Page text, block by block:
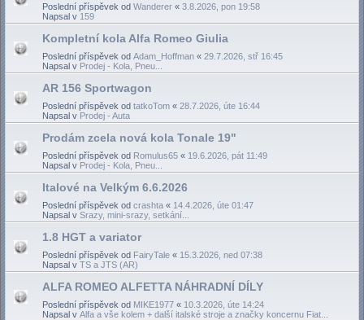
Poslední příspěvek od Wanderer « 3.8.2026, pon 19:58
Napsal v 159
Kompletní kola Alfa Romeo Giulia
Poslední příspěvek od Adam_Hoffman « 29.7.2026, stř 16:45
Napsal v Prodej - Kola, Pneu...
AR 156 Sportwagon
Poslední příspěvek od tatkoTom « 28.7.2026, úte 16:44
Napsal v Prodej - Auta
Prodám zcela nová kola Tonale 19"
Poslední příspěvek od Romulus65 « 19.6.2026, pát 11:49
Napsal v Prodej - Kola, Pneu...
Italové na Velkým 6.6.2026
Poslední příspěvek od crashta « 14.4.2026, úte 01:47
Napsal v Srazy, mini-srazy, setkání...
1.8 HGT a variator
Poslední příspěvek od FairyTale « 15.3.2026, ned 07:38
Napsal v TS a JTS (AR)
ALFA ROMEO ALFETTA NÁHRADNÍ DÍLY
Poslední příspěvek od MIKE1977 « 10.3.2026, úte 14:24
Napsal v Alfa a vše kolem + další italské stroje a značky koncernu Fiat...